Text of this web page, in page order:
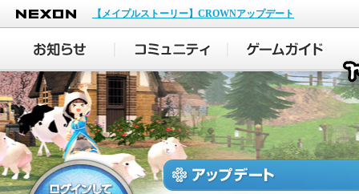
NEXON
【メイプルストーリー】CROWNアップデート